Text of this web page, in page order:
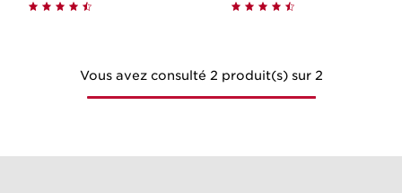
Vous avez consulté 2 produit(s) sur 2